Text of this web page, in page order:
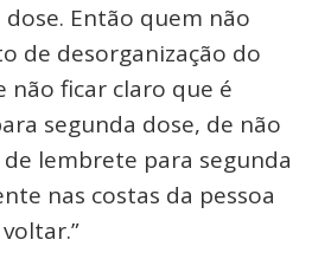
Então quem não
de desorganização do
não ficar claro que é
segunda dose, de não
lembrete para segunda
nas costas da pessoa